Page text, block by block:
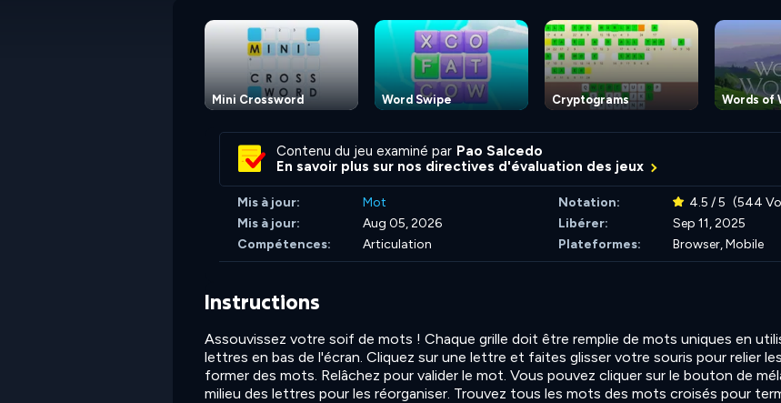
Mini Crossword Word Swipe Cryptograms Words of
Contenu du jeu examiné par Pao Salcedo
En savoir plus sur nos directives d'évaluation des jeux
Mis à jour: Mot Notation: 4.5 / 5 (544
Mis à jour:
Aug 05, 2026 Libérer:
Sep 11, 2025
Compétences:
Articulation Plateformes: Browser, Mobile
Instructions
Assouvissez votre soif de mots ! Chaque grille doit être remplie de mots uniques en
lettres en bas de l'écran. Cliquez sur une lettre et faites glisser votre souris pour relier
former des mots. Relâchez pour valider le mot. Vous pouvez cliquer sur le bouton de
milieu des lettres pour les réorganiser. Trouvez tous les mots des mots croisés pour